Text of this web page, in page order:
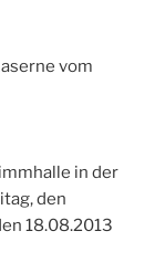
vom
in der
den
18.08.2013